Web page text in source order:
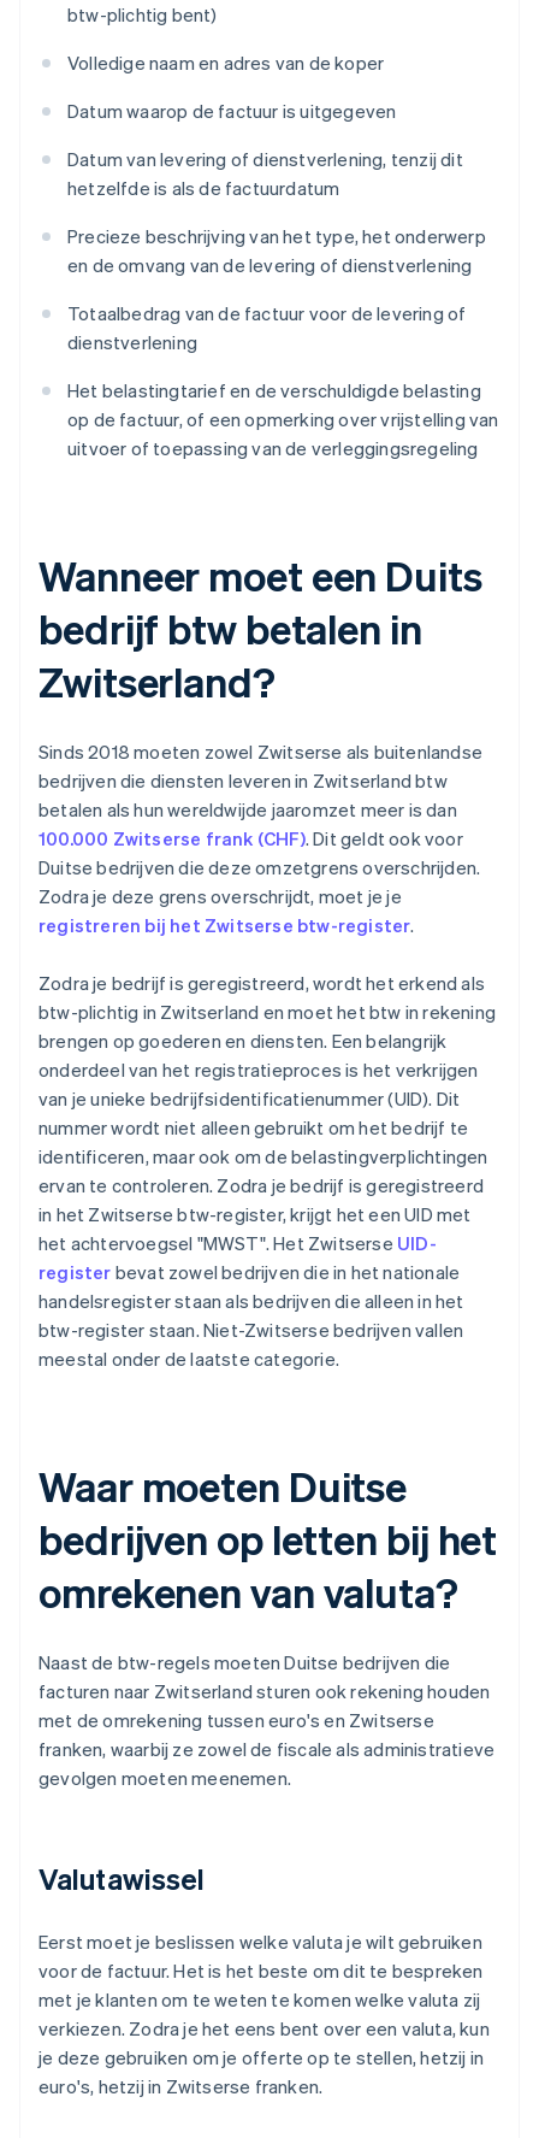
btw-plichtig bent)
Volledige naam en adres van de koper
Datum waarop de factuur is uitgegeven
Datum van levering of dienstverlening, tenzij dit
hetzelfde is als de factuurdatum
Precieze beschrijving van het type, het onderwerp
en de omvang van de levering of dienstverlening
Totaalbedrag van de factuur voor de levering of
dienstverlening
Het belastingtarief en de verschuldigde belasting
op de factuur, of een opmerking over vrijstelling van
uitvoer of toepassing van de verleggingsregeling
Wanneer moet een Duits
bedrijf btw betalen in
Zwitserland?
Sinds 2018 moeten zowel Zwitserse als buitenlandse
bedrijven die diensten leveren in Zwitserland btw
betalen als hun wereldwijde jaaromzet meer is dan
100.000 Zwitserse frank (CHF). Dit geldt ook voor
Duitse bedrijven die deze omzetgrens overschrijden.
Zodra je deze grens overschrijdt, moet je je
registreren bij het Zwitserse btw-register.
Zodra je bedrijf is geregistreerd, wordt het erkend als
btw-plichtig in Zwitserland en moet het btw in rekening
brengen op goederen en diensten. Een belangrijk
onderdeel van het registratieproces is het verkrijgen
van je unieke bedrijfsidentificatienummer (UID). Dit
nummer wordt niet alleen gebruikt om het bedrijf te
identificeren, maar ook om de belastingverplichtingen
ervan te controleren. Zodra je bedrijf is geregistreerd
in het Zwitserse btw-register, krijgt het een UID met
het achtervoegsel "MWST". Het Zwitserse UID-
register bevat zowel bedrijven die in het nationale
handelsregister staan als bedrijven die alleen in het
btw-register staan. Niet-Zwitserse bedrijven vallen
meestal onder de laatste categorie.
Waar moeten Duitse
bedrijven op letten bij het
omrekenen van valuta?
Naast de btw-regels moeten Duitse bedrijven die
facturen naar Zwitserland sturen ook rekening houden
met de omrekening tussen euro's en Zwitserse
franken, waarbij ze zowel de fiscale als administratieve
gevolgen moeten meenemen.
Valutawissel
Eerst moet je beslissen welke valuta je wilt gebruiken
voor de factuur. Het is het beste om dit te bespreken
met je klanten om te weten te komen welke valuta zij
verkiezen. Zodra je het eens bent over een valuta, kun
je deze gebruiken om je offerte op te stellen, hetzij in
euro's, hetzij in Zwitserse franken.